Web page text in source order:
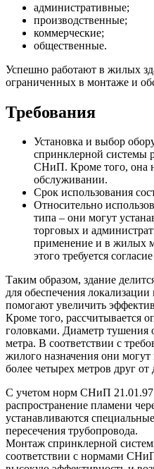
административные;
производственные;
коммерческие;
общественные.
Успешно работают в жилых
ограниченных в монтаже и
Требования
Установка и выбор
спринклерной системы
СНиП. Кроме того, она
обслуживании.
Срок использования
Относительно
типа – они могут
торговых и
применение и в жилых
этого требуется
Таким образом, здание
для обеспечения
помогают увеличить
Кроме того, рассчитывается
головками. Диаметр тушения
метра. В соответствии с
жилого назначения они могут
более четырех метров друг от
С учетом норм СНиП 21.01.97
распространение пламени
устанавливаются
пересечения трубопровода.
Монтаж спринклерной
соответствии с нормами